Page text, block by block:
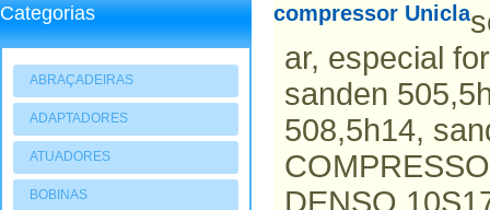
Categorias
ABRAÇADEIRAS
ADAPTADORES
ATUADORES
PNEUMATIOCOS
BOBINAS
compressor Unicla
ar, especial
sanden
508,5h14,
DENSO